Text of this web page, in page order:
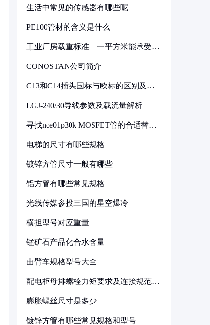
生活中常见的传感器有哪些呢
PE100管材的含义是什么
工业厂房载重标准：一平方米能承受多
CONOSTAN公司简介
C13和C14插头国标与欧标的区别及其
LGJ-240/30导线参数及载流量解析
寻找nce01p30k MOSFET管的合适替代
电梯的尺寸有哪些规格
镀锌方管尺寸一般有哪些
铝方管有哪些常见规格
光线传媒参投三国的星空爆冷
横担型号对应重量
锰矿石产品化合水含量
曲臂车规格型号大全
配电柜母排螺栓力矩要求及连接规范详
膨胀螺丝尺寸是多少
镀锌方管有哪些常见规格和型号